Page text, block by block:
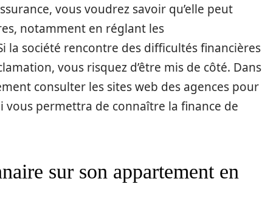
vous voudrez savoir qu’elle peut
notamment en réglant les
la société rencontre des difficultés financières
vous risquez d’être mis de côté. Dans
consulter les sites web des agences pour
vous permettra de connaître la finance de
sur son appartement en